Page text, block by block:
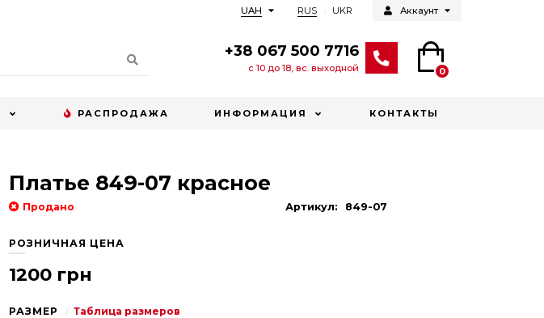
Аккаунт
RUS UKR
UAH
+38 067 500 7716
с 10 до 18, вс. выходной 0
РАСПРОДАЖА ИНФОРМАЦИЯ КОНТАКТЫ
Платье 849-07 красное
Продано Артикул: 849-07
РОЗНИЧНАЯ ЦЕНА
1200 грн
РАЗМЕР Таблица размеров